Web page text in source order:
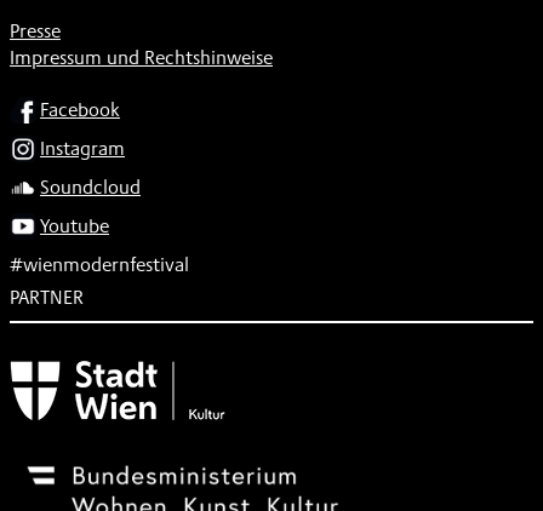
Presse
Impressum und Rechtshinweise
SOCIALFacebook
Instagram
Soundcloud
Youtube
#wienmodernfestival
PARTNER
Subventionsgeber